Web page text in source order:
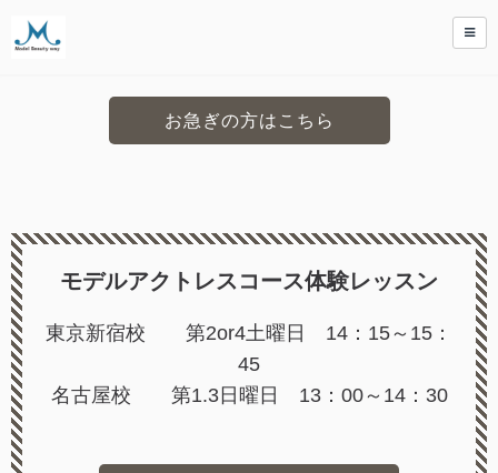
お急ぎの方はこちら
モデルアクトレスコース体験レッスン
東京新宿校 第2or4土曜日 14：15～15：
45
名古屋校 第1.3日曜日 13：00～14：30